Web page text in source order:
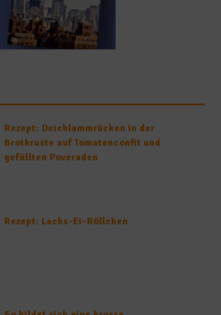
Rezept: Deichlammrücken in der
Brotkruste auf Tomatenconfit und
gefüllten Poveraden
Rezept: Lachs-Ei-Röllchen